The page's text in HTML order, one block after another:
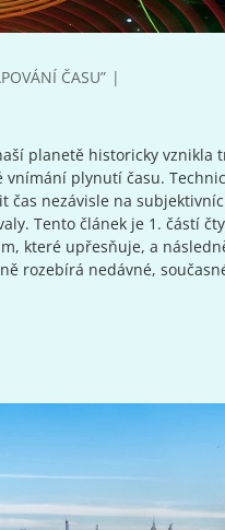
ČASU”
planetě historicky
plynutí času.
nezávisle na
Tento článek je 1. částí
které upřesňuje, a
rozebírá nedávné,